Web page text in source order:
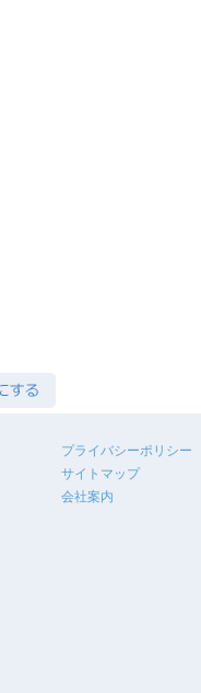
プライバシーポリシー
サイトマップ
会社案内